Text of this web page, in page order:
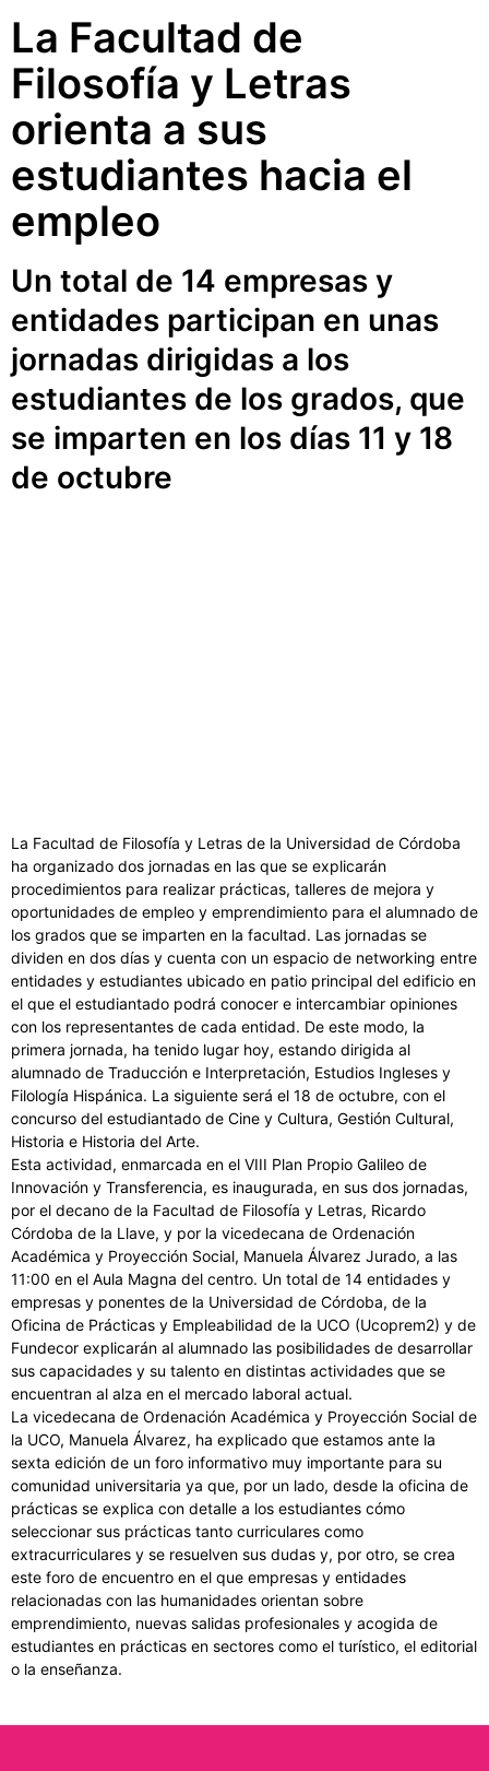
La Facultad de
Filosofía y Letras
orienta a sus
estudiantes hacia el
empleo
Un total de 14 empresas y
entidades participan en unas
jornadas dirigidas a los
estudiantes de los grados, que
se imparten en los días 11 y 18
de octubre
La Facultad de Filosofía y Letras de la Universidad de Córdoba
ha organizado dos jornadas en las que se explicarán
procedimientos para realizar prácticas, talleres de mejora y
oportunidades de empleo y emprendimiento para el alumnado de
los grados que se imparten en la facultad. Las jornadas se
dividen en dos días y cuenta con un espacio de networking entre
entidades y estudiantes ubicado en patio principal del edificio en
el que el estudiantado podrá conocer e intercambiar opiniones
con los representantes de cada entidad. De este modo, la
primera jornada, ha tenido lugar hoy, estando dirigida al
alumnado de Traducción e Interpretación, Estudios Ingleses y
Filología Hispánica. La siguiente será el 18 de octubre, con el
concurso del estudiantado de Cine y Cultura, Gestión Cultural,
Historia e Historia del Arte.
Esta actividad, enmarcada en el VIII Plan Propio Galileo de
Innovación y Transferencia, es inaugurada, en sus dos jornadas,
por el decano de la Facultad de Filosofía y Letras, Ricardo
Córdoba de la Llave, y por la vicedecana de Ordenación
Académica y Proyección Social, Manuela Álvarez Jurado, a las
11:00 en el Aula Magna del centro. Un total de 14 entidades y
empresas y ponentes de la Universidad de Córdoba, de la
Oficina de Prácticas y Empleabilidad de la UCO (Ucoprem2) y de
Fundecor explicarán al alumnado las posibilidades de desarrollar
sus capacidades y su talento en distintas actividades que se
encuentran al alza en el mercado laboral actual.
La vicedecana de Ordenación Académica y Proyección Social de
la UCO, Manuela Álvarez, ha explicado que estamos ante la
sexta edición de un foro informativo muy importante para su
comunidad universitaria ya que, por un lado, desde la oficina de
prácticas se explica con detalle a los estudiantes cómo
seleccionar sus prácticas tanto curriculares como
extracurriculares y se resuelven sus dudas y, por otro, se crea
este foro de encuentro en el que empresas y entidades
relacionadas con las humanidades orientan sobre
emprendimiento, nuevas salidas profesionales y acogida de
estudiantes en prácticas en sectores como el turístico, el editorial
o la enseñanza.